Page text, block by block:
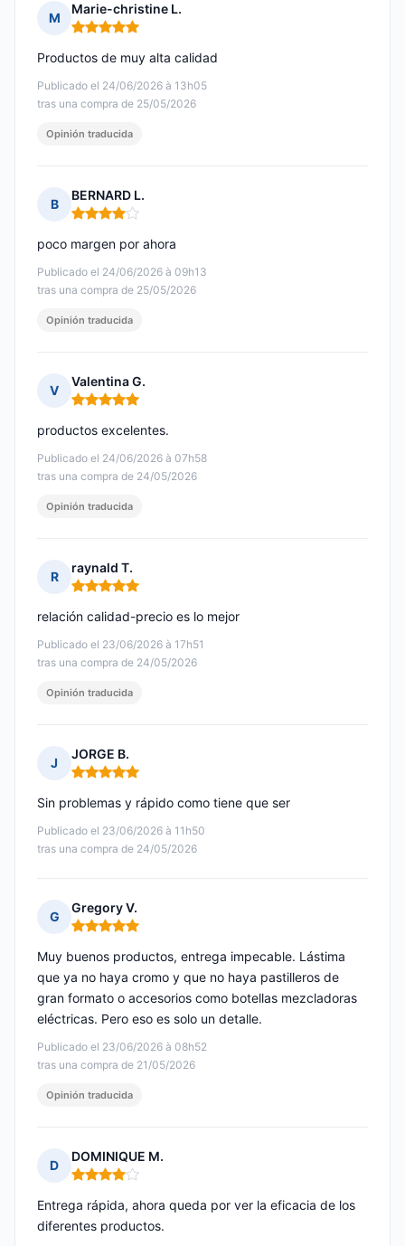
M
Marie-christine L.
Nota: 5 de 5
Publicado el 24/06/2026 à 13h05
tras una compra de 25/05/2026
Productos de muy alta calidad
Opinión traducida
B
BERNARD L.
Nota: 4 de 5
Publicado el 24/06/2026 à 09h13
tras una compra de 25/05/2026
poco margen por ahora
Opinión traducida
V
Valentina G.
Nota: 5 de 5
Publicado el 24/06/2026 à 07h58
tras una compra de 24/05/2026
productos excelentes.
Opinión traducida
R
raynald T.
Nota: 5 de 5
Publicado el 23/06/2026 à 17h51
tras una compra de 24/05/2026
relación calidad-precio es lo mejor
Opinión traducida
J
JORGE B.
Nota: 5 de 5
Publicado el 23/06/2026 à 11h50
tras una compra de 24/05/2026
Sin problemas y rápido como tiene que ser
G
Gregory V.
Nota: 5 de 5
Publicado el 23/06/2026 à 08h52
tras una compra de 21/05/2026
Muy buenos productos, entrega impecable. Lástima
que ya no haya cromo y que no haya pastilleros de
gran formato o accesorios como botellas mezcladoras
eléctricas. Pero eso es solo un detalle.
Opinión traducida
D
DOMINIQUE M.
Nota: 4 de 5
Entrega rápida, ahora queda por ver la eficacia de los
diferentes productos.